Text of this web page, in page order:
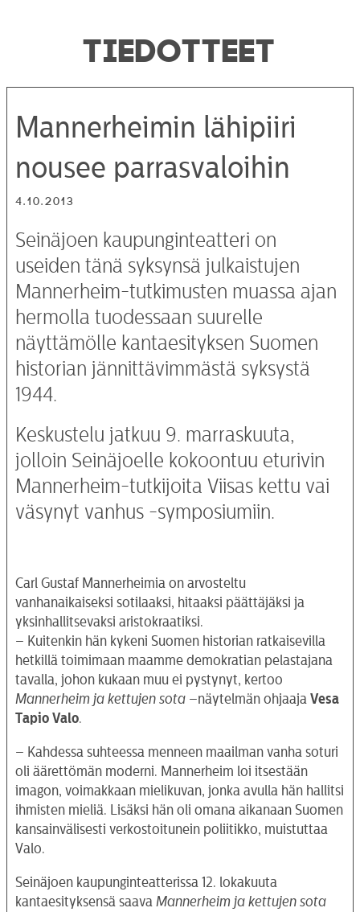
TIEDOTTEET
Mannerheimin lähipiiri
nousee parrasvaloihin
4.10.2013
Seinäjoen kaupunginteatteri on
useiden tänä syksynsä julkaistujen
Mannerheim-tutkimusten muassa ajan
hermolla tuodessaan suurelle
näyttämölle kantaesityksen Suomen
historian jännittävimmästä syksystä
1944.
Keskustelu jatkuu 9. marraskuuta,
jolloin Seinäjoelle kokoontuu eturivin
Mannerheim-tutkijoita Viisas kettu vai
väsynyt vanhus -symposiumiin.
Carl Gustaf Mannerheimia on arvosteltu
vanhanaikaiseksi sotilaaksi, hitaaksi päättäjäksi ja
yksinhallitsevaksi aristokraatiksi.
– Kuitenkin hän kykeni Suomen historian ratkaisevilla
hetkillä toimimaan maamme demokratian pelastajana
tavalla, johon kukaan muu ei pystynyt, kertoo
Mannerheim ja kettujen sota –näytelmän ohjaaja Vesa
Tapio Valo
– Kahdessa suhteessa menneen maailman vanha soturi
oli äärettömän moderni. Mannerheim loi itsestään
imagon, voimakkaan mielikuvan, jonka avulla hän hallitsi
ihmisten mieliä. Lisäksi hän oli omana aikanaan Suomen
kansainvälisesti verkostoitunein poliitikko, muistuttaa
Valo.
Seinäjoen kaupunginteatterissa 12. lokakuuta
kantaesityksensä saava Mannerheim ja kettujen sota